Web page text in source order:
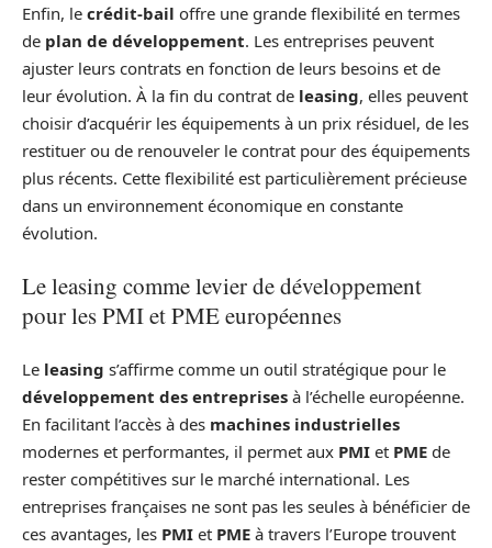
Enfin, le crédit-bail offre une grande flexibilité en termes
de plan de développement. Les entreprises peuvent
ajuster leurs contrats en fonction de leurs besoins et de
leur évolution. À la fin du contrat de leasing, elles peuvent
choisir d’acquérir les équipements à un prix résiduel, de les
restituer ou de renouveler le contrat pour des équipements
plus récents. Cette flexibilité est particulièrement précieuse
dans un environnement économique en constante
évolution.
Le leasing comme levier de développement
pour les PMI et PME européennes
Le leasing s’affirme comme un outil stratégique pour le
développement des entreprises à l’échelle européenne.
En facilitant l’accès à des machines industrielles
modernes et performantes, il permet aux PMI et PME de
rester compétitives sur le marché international. Les
entreprises françaises ne sont pas les seules à bénéficier de
ces avantages, les PMI et PME à travers l’Europe trouvent